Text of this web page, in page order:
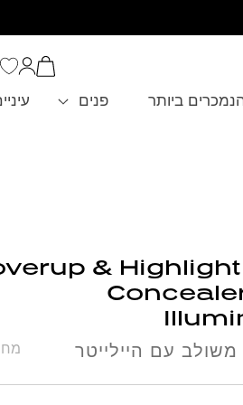
ביותר פנים
כניסה
סל
הקניות
& Highlight
מחיר ל 100 משולב עם היילייטר